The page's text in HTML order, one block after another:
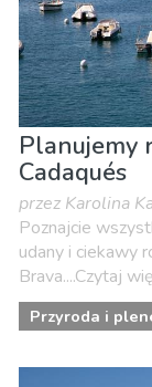
Planujemy
Cadaqués
przez Karolina
Poznajcie
udany i ciekawy
Brava....Czytaj
Przyroda i